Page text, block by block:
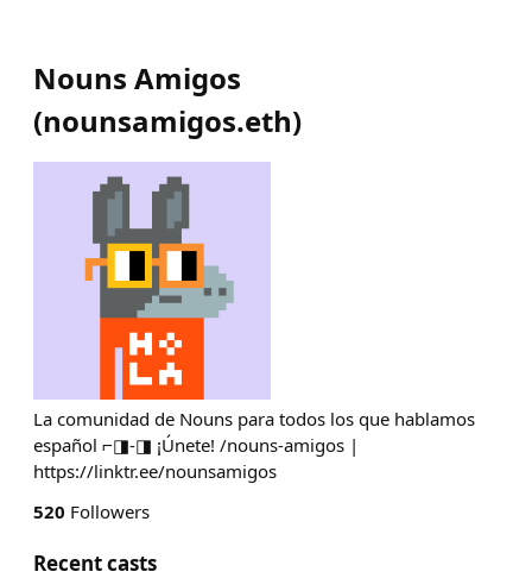
Nouns Amigos
(nounsamigos.eth)
La comunidad de Nouns para todos los que hablamos
español ⌐◨-◨ ¡Únete! /nouns-amigos |
https://linktr.ee/nounsamigos
520 Followers
Recent casts